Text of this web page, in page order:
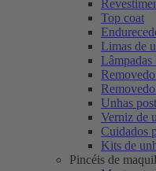
Top coat
Limas de
Unhas
Verniz de
Cuidados
Kits de
Pincéis de